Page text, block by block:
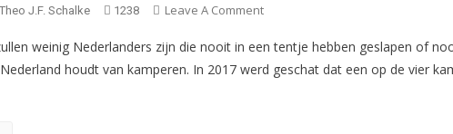
Theo J.F. Schalke 1238 Leave A CommentOn
Van
De
weinig Nederlanders zijn die nooit in een tentje hebben geslapen of
houdt van kamperen. In 2017 werd geschat dat een op de vier